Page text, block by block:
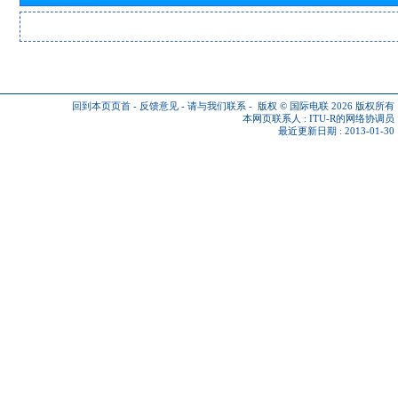
回到本页页首 - 反馈意见 - 请与我们联系 - 版权 © 国际电联 2026 版权所有
本网页联系人 : ITU-R的网络协调员
最近更新日期 : 2013-01-30